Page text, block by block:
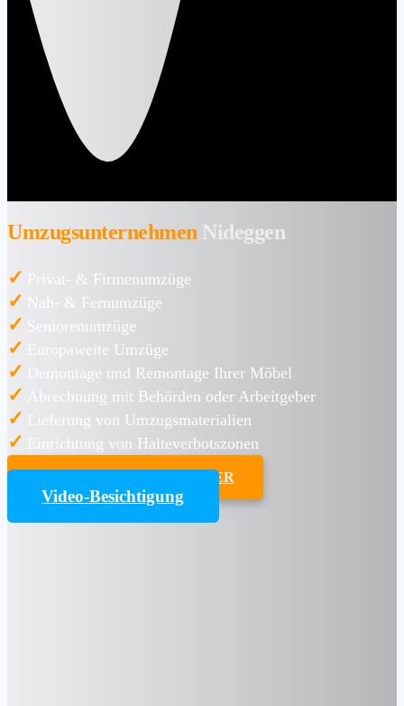
Umzugsunternehmen Nideggen
✓ Privat- & Firmenumzüge
✓ Nah- & Fernumzüge
✓ Seniorenumzüge
✓ Europaweite Umzüge
✓ Demontage und Remontage Ihrer Möbel
✓ Abrechnung mit Behörden oder Arbeitgeber
✓ Lieferung von Umzugsmaterialien
✓ Einrichtung von Halteverbotszonen
UMZUGSKOSTENRECHNER
Video-Besichtigung